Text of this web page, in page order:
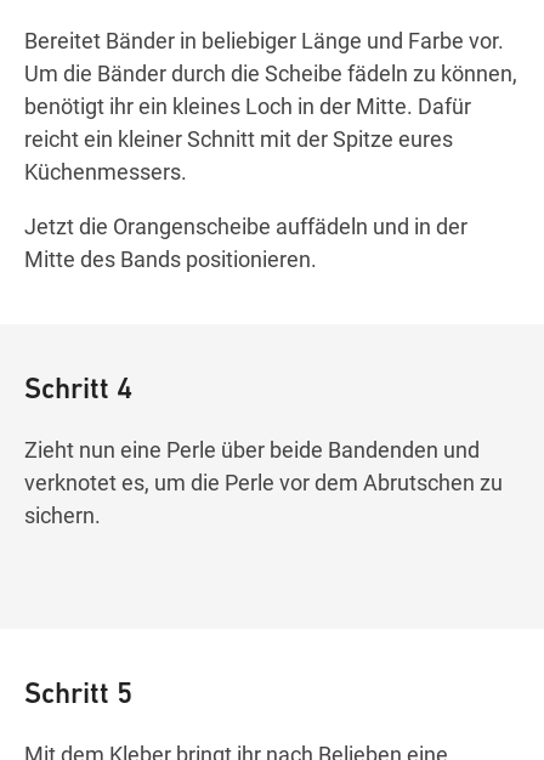
Bereitet Bänder in beliebiger Länge und Farbe vor.
Um die Bänder durch die Scheibe fädeln zu können,
benötigt ihr ein kleines Loch in der Mitte. Dafür
reicht ein kleiner Schnitt mit der Spitze eures
Küchenmessers.
Jetzt die Orangenscheibe auffädeln und in der
Mitte des Bands positionieren.
Schritt 4
Zieht nun eine Perle über beide Bandenden und
verknotet es, um die Perle vor dem Abrutschen zu
sichern.
Schritt 5
Mit dem Kleber bringt ihr nach Belieben eine